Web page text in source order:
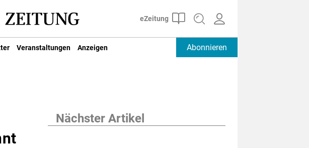
Veranstaltungen Anzeigen Abonnieren
Nächster Artikel